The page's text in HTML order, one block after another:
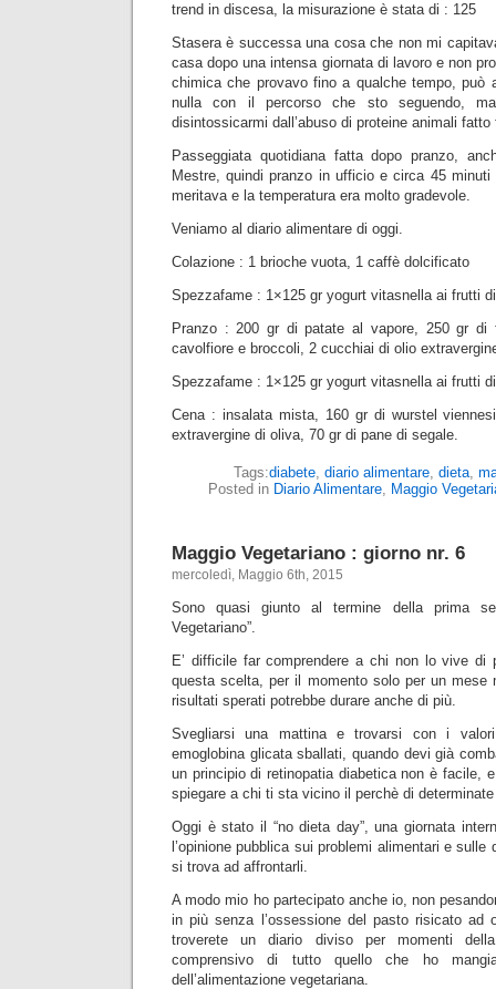
trend in discesa, la misurazione è stata di : 125
Stasera è successa una cosa che non mi
casa dopo una intensa giornata di lavoro e non
chimica che provavo fino a qualche tempo, può
nulla con il percorso che sto seguendo,
disintossicarmi dall’abuso di proteine animali fatto
Passeggiata quotidiana fatta dopo pranzo,
Mestre, quindi pranzo in ufficio e circa 45
meritava e la temperatura era molto gradevole.
Veniamo al diario alimentare di oggi.
Colazione : 1 brioche vuota, 1 caffè dolcificato
Spezzafame : 1×125 gr yogurt vitasnella ai frutti
Pranzo : 200 gr di patate al vapore, 250 gr di
cavolfiore e broccoli, 2 cucchiai di olio
Spezzafame : 1×125 gr yogurt vitasnella ai frutti
Cena : insalata mista, 160 gr di wurstel
extravergine di oliva, 70 gr di pane di segale.
Tags:diabete, diario alimentare, dieta,
Posted in Diario Alimentare, Maggio
Maggio Vegetariano : giorno nr. 6
mercoledì, Maggio 6th, 2015
Sono quasi giunto al termine della prima
Vegetariano”.
E’ difficile far comprendere a chi non lo vive di
questa scelta, per il momento solo per un mese
risultati sperati potrebbe durare anche di più.
Svegliarsi una mattina e trovarsi con i
emoglobina glicata sballati, quando devi già
un principio di retinopatia diabetica non è facile,
spiegare a chi ti sta vicino il perchè di
Oggi è stato il “no dieta day”, una giornata
l’opinione pubblica sui problemi alimentari e
si trova ad affrontarli.
A modo mio ho partecipato anche io, non
in più senza l’ossessione del pasto risicato ad
troverete un diario diviso per momenti
comprensivo di tutto quello che ho
dell’alimentazione vegetariana.